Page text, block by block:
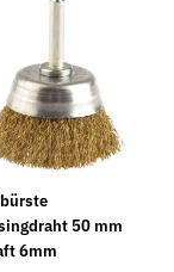
50 mm
6mm